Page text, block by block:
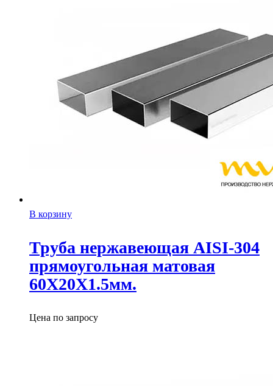
В корзину
Труба нержавеющая AISI-304
прямоугольная матовая
60X20X1.5мм.
Цена по запросу